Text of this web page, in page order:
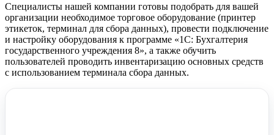
Специалисты нашей компании готовы подобрать для вашей
организации необходимое торговое оборудование (принтер
этикеток, терминал для сбора данных), провести подключение
и настройку оборудования к программе «1С: Бухгалтерия
государственного учреждения 8», а также обучить
пользователей проводить инвентаризацию основных средств
с использованием терминала сбора данных.